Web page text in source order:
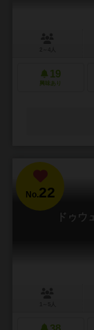
19
興味あり
No.22
ドゥ